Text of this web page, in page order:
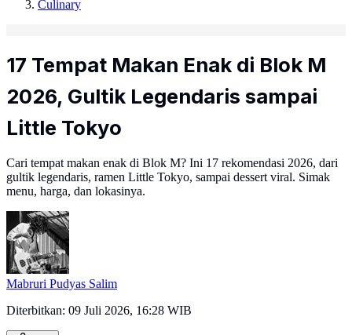
Culinary
17 Tempat Makan Enak di Blok M
2026, Gultik Legendaris sampai
Little Tokyo
Cari tempat makan enak di Blok M? Ini 17 rekomendasi 2026, dari
gultik legendaris, ramen Little Tokyo, sampai dessert viral. Simak
menu, harga, dan lokasinya.
Mabruri Pudyas Salim
Diterbitkan: 09 Juli 2026, 16:28 WIB